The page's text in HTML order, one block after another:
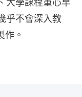
大學課程重心早
乎不會深入教
作。